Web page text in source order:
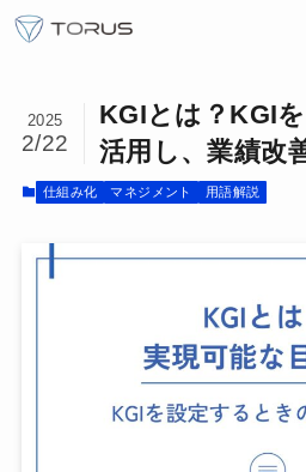
KGIとは？KGI
活用し、業績改
2025
2/22
仕組み化 マネジメント 用語解説